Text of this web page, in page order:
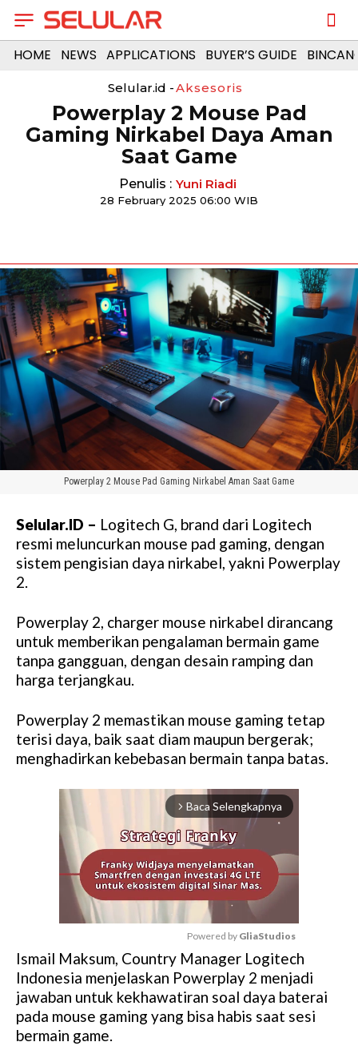
HOME NEWS APPLICATIONS BUYER’S GUIDE
Selular.id -Aksesoris
Powerplay 2 Mouse Pad
Gaming Nirkabel Daya Aman
Saat Game
Penulis : Yuni Riadi
28 February 2025 06:00 WIB
Powerplay 2 Mouse Pad Gaming Nirkabel Aman Saat Game
Selular.ID – Logitech G, brand dari Logitech
resmi meluncurkan mouse pad gaming, dengan
sistem pengisian daya nirkabel, yakni Powerplay
2.
Powerplay 2, charger mouse nirkabel dirancang
untuk memberikan pengalaman bermain game
tanpa gangguan, dengan desain ramping dan
harga terjangkau.
Powerplay 2 memastikan mouse gaming tetap
terisi daya, baik saat diam maupun bergerak;
menghadirkan kebebasan bermain tanpa batas.
arrow_forward_ios Baca Selengkapnya
M
t
e
Powered by GliaStudios
Ismail Maksum, Country Manager Logitech
Indonesia menjelaskan Powerplay 2 menjadi
jawaban untuk kekhawatiran soal daya baterai
pada mouse gaming yang bisa habis saat sesi
bermain game.